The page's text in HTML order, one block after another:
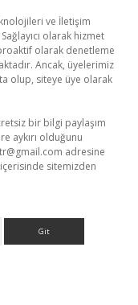
ve İletişim
olarak hizmet
olarak denetleme
Ancak, üyelerimiz
olup, siteye üye olarak
bir bilgi paylaşım
aykırı olduğunu
adresine
sitemizden